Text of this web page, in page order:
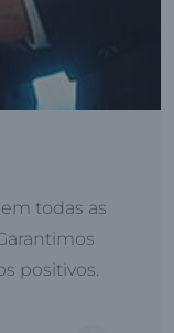
todas as
positivos.